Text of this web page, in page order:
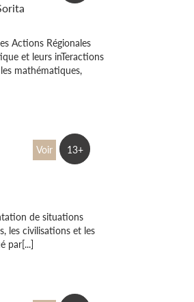
Actions Régionales
et leurs inTeractions
mathématiques,
de situations
les civilisations et les
par[...]
Voir 13+